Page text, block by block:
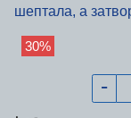
шептала, а
30%